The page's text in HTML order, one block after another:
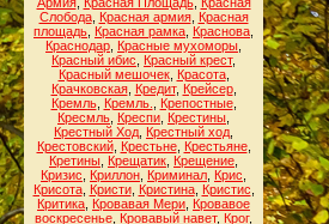
Слобода, Красная армия, Красная
площадь Красная рамка Краснова
Краснодар Красные мухоморы
Красный ибис
Красный крест,
Красный мешочек, Красота,
Крачковская, Кредит, Крейсер,
Кремль, Кремль. Крепостные,
Кресмль Креспи Крестины
Крестный Ход Крестный ход
Крестовский, Крестьне, Крестьяне,
Кретины Крещатик Крещение
Кризис
Криллон Криминал Крис
Крисота, Кристи, Кристина, Кристис
Критика Кровавая Мери Кровавое
воскресенье Кровавый навет, Крог,